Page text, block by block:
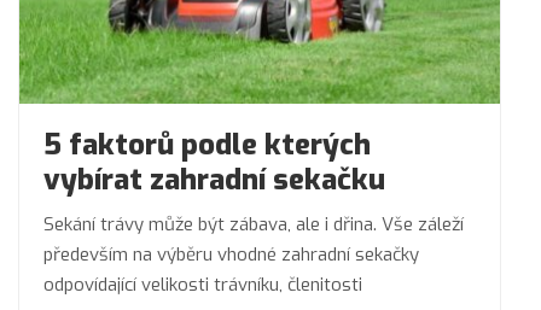
5 faktorů podle kterých
vybírat zahradní sekačku
Sekání trávy může být zábava, ale i dřina. Vše záleží
především na výběru vhodné zahradní sekačky
odpovídající velikosti trávníku, členitosti